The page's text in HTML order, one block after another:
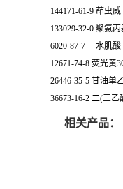
144171-61-9 茚虫威
133029-32-0 聚氨
6020-87-7 一水肌酸
12671-74-8 荧光黄
26446-35-5 甘油单
36673-16-2 二(三
相关产品：